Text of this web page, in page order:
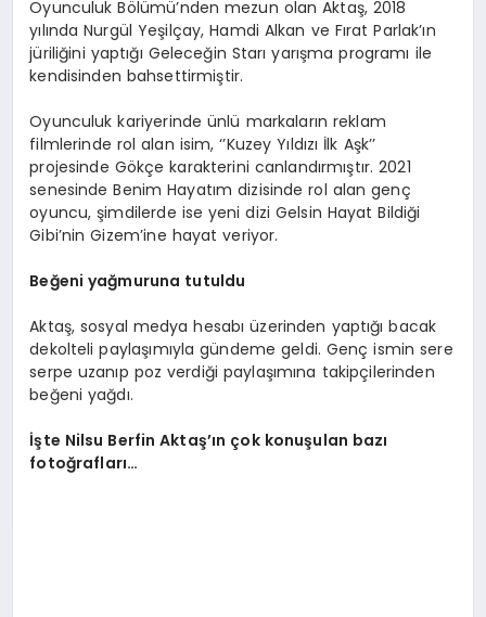
Oyunculuk Bölümü’nden mezun olan Aktaş, 2018
yılında Nurgül Yeşilçay, Hamdi Alkan ve Fırat Parlak’ın
jüriliğini yaptığı Geleceğin Starı yarışma programı ile
kendisinden bahsettirmiştir.
Oyunculuk kariyerinde ünlü markaların reklam
filmlerinde rol alan isim, ‘’Kuzey Yıldızı İlk Aşk’’
projesinde Gökçe karakterini canlandırmıştır. 2021
senesinde Benim Hayatım dizisinde rol alan genç
oyuncu, şimdilerde ise yeni dizi Gelsin Hayat Bildiği
Gibi’nin Gizem’ine hayat veriyor.
Beğeni yağmuruna tutuldu
Aktaş, sosyal medya hesabı üzerinden yaptığı bacak
dekolteli paylaşımıyla gündeme geldi. Genç ismin sere
serpe uzanıp poz verdiği paylaşımına takipçilerinden
beğeni yağdı.
İşte Nilsu Berfin Aktaş’ın çok konuşulan bazı
fotoğrafları…